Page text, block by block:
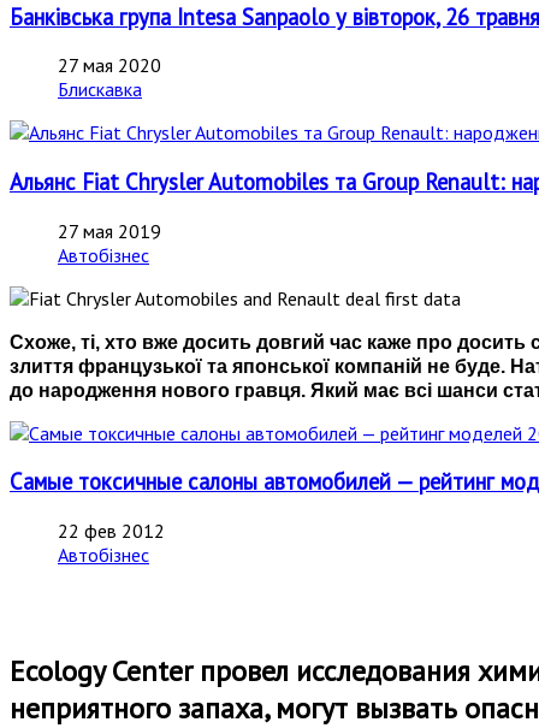
Банківська група Intesa Sanpaolo у вівторок, 26
27 мая 2020
Блискавка
Альянс Fiat Chrysler Automobiles та Group Renault:
27 мая 2019
Автобізнес
Схоже, ті, хто вже досить довгий час каже про досить
злиття французької та японської компаній не буде.
до народження нового гравця. Який має всі шанси
Самые токсичные салоны автомобилей — рейтинг
22 фев 2012
Автобізнес
Ecology Center провел исследования
неприятного запаха, могут вызвать